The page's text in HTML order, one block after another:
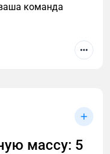
команда
сливаете каждую
массу: 5